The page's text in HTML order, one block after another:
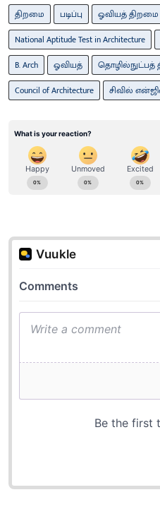
திறமை படிப்பு ஓவியத் திறமை
National Aptitude Test in Architecture
B. Arch
ஓவியத் தொழில்நுட்பத்
Council of Architecture
சிவில்